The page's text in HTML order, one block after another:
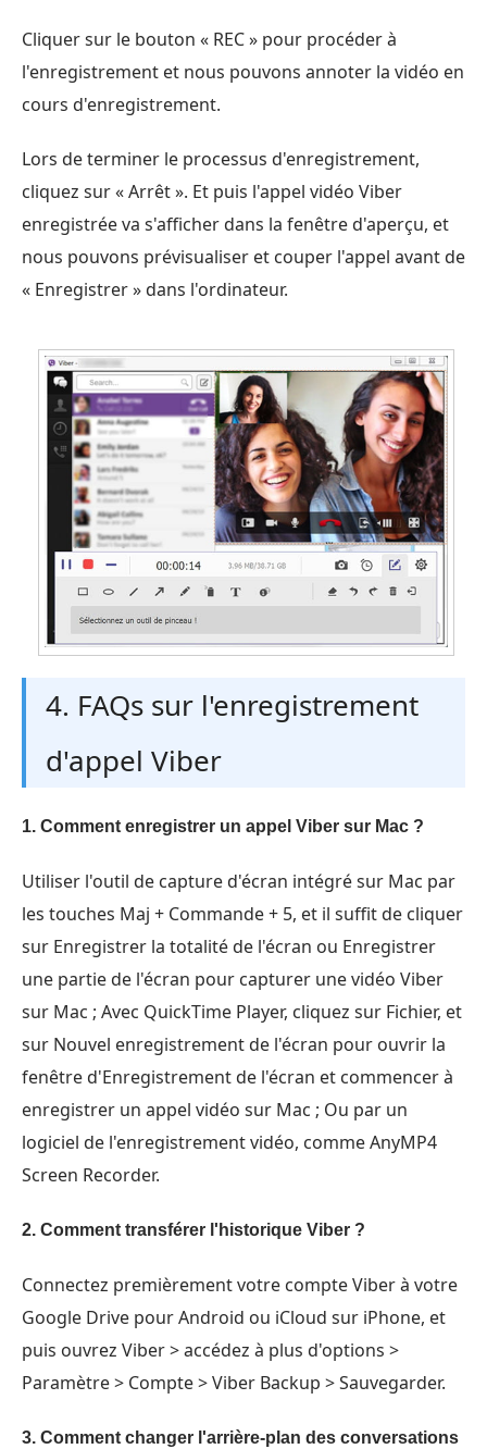
Cliquer sur le bouton « REC » pour procéder à
l'enregistrement et nous pouvons annoter la vidéo en
cours d'enregistrement.
Lors de terminer le processus d'enregistrement,
cliquez sur « Arrêt ». Et puis l'appel vidéo Viber
enregistrée va s'afficher dans la fenêtre d'aperçu, et
nous pouvons prévisualiser et couper l'appel avant de
« Enregistrer » dans l'ordinateur.
4. FAQs sur l'enregistrement
d'appel Viber
1. Comment enregistrer un appel Viber sur Mac ?
Utiliser l'outil de capture d'écran intégré sur Mac par
les touches Maj + Commande + 5, et il suffit de cliquer
sur Enregistrer la totalité de l'écran ou Enregistrer
une partie de l'écran pour capturer une vidéo Viber
sur Mac ; Avec QuickTime Player, cliquez sur Fichier, et
sur Nouvel enregistrement de l'écran pour ouvrir la
fenêtre d'Enregistrement de l'écran et commencer à
enregistrer un appel vidéo sur Mac ; Ou par un
logiciel de l'enregistrement vidéo, comme AnyMP4
Screen Recorder.
2. Comment transférer l'historique Viber ?
Connectez premièrement votre compte Viber à votre
Google Drive pour Android ou iCloud sur iPhone, et
puis ouvrez Viber > accédez à plus d'options >
Paramètre > Compte > Viber Backup > Sauvegarder.
3. Comment changer l'arrière-plan des conversations